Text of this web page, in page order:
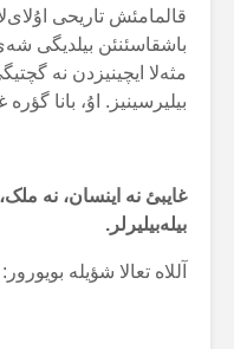
قالمامئش تاریحی
باشقاسئنئن بیلدیگی
مثەلا ایچینیزدن نە
بیلیرسینیز. اۇ، بانا
غایبئ نە اینسان، نە
بیلەبیلیرلر.
آللاە تعالا شؤیلە بویورور: